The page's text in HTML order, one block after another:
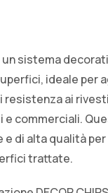
un sistema
ideale per
ai
e commerciali.
di alta qualità
trattate.